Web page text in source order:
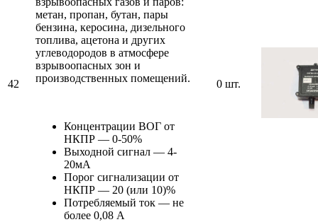
42
метан, пропан, бутан, пары
бензина, керосина, дизельного
топлива, ацетона и других
углеводородов в атмосфере
взрывоопасных зон и
производственных помещений.
Концентрации ВОГ от
НКПР — 0-50%
Выходной сигнал — 4-
20мА
Порог сигнализации от
НКПР — 20 (или 10)%
Потребляемый ток — не
более 0,08 А
0 шт.